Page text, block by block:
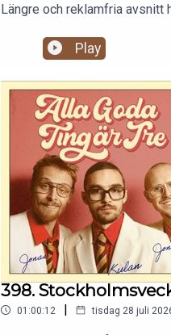
Längre och reklamfria avsnitt
Play
398.
01:00:12 | tisdag 28 juli